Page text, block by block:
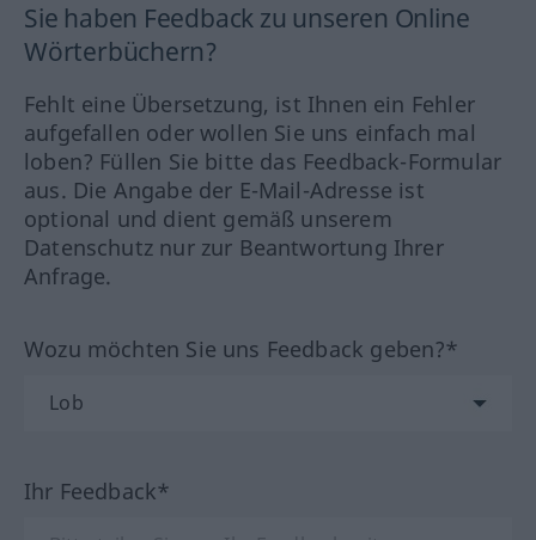
Sie haben Feedback zu unseren Online
Wörterbüchern?
Fehlt eine Übersetzung, ist Ihnen ein Fehler
aufgefallen oder wollen Sie uns einfach mal
loben? Füllen Sie bitte das Feedback-Formular
aus. Die Angabe der E-Mail-Adresse ist
optional und dient gemäß unserem
Datenschutz nur zur Beantwortung Ihrer
Anfrage.
Wozu möchten Sie uns Feedback geben?*
Ihr Feedback*